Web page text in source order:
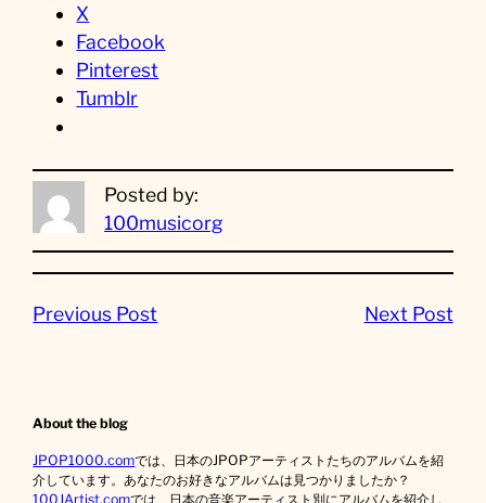
X
Facebook
Pinterest
Tumblr
Posted by:
100musicorg
Previous Post Next Post
About the blog
JPOP1000.comでは、日本のJPOPアーティストたちのアルバムを紹
介しています。あなたのお好きなアルバムは見つかりましたか？
100JArtist.comでは、日本の音楽アーティスト別にアルバムを紹介し